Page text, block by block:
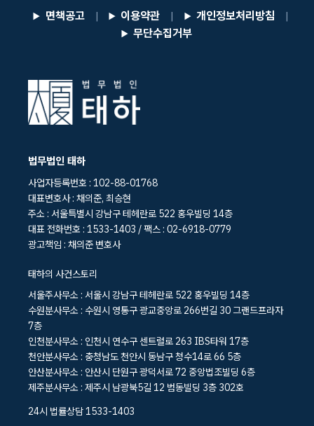
면책공고 이용약관 개인정보처리방침
무단수집거부
법무법인 태하
사업자등록번호 : 102-88-01768
대표변호사 : 채의준, 최승현
주소 : 서울특별시 강남구 테헤란로 522 홍우빌딩 14층
대표 전화번호 : 1533-1403 / 팩스 : 02-6918-0779
광고책임 : 채의준 변호사
태하의 사건스토리
서울주사무소 : 서울시 강남구 테헤란로 522 홍우빌딩 14층
수원분사무소 : 수원시 영통구 광교중앙로 266번길 30 그랜드프라자
7층
인천분사무소 : 인천시 연수구 센트럴로 263 IBS타워 17층
천안분사무소 : 충청남도 천안시 동남구 청수14로 66 5층
안산분사무소 : 안산시 단원구 광덕서로 72 중앙법조빌딩 6층
제주분사무소 : 제주시 남광북5길 12 범동빌딩 3층 302호
24시 법률상담 1533-1403